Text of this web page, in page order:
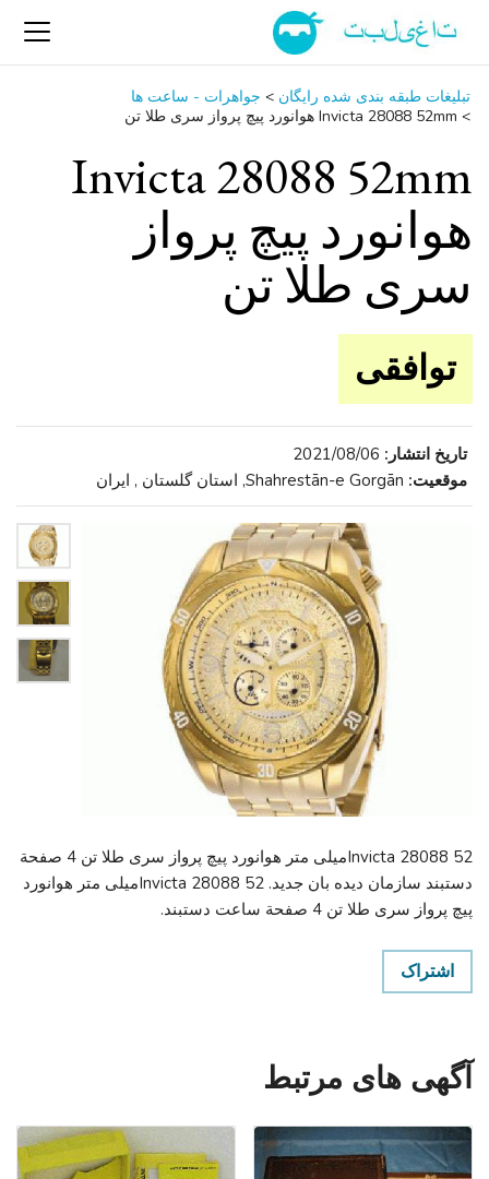
تبلیغات طبقه بندی شده رایگان > جواهرات - ساعت ‌ها
> Invicta 28088 52mm هوانورد پیچ پرواز سری طلا تن
Invicta 28088 52mm
هوانورد پیچ پرواز
سری طلا تن
توافقی
تاریخ انتشار: 2021/08/06
موقعیت: Shahrestān-e Gorgān, استان گلستان , ایران
Invicta 28088 52میلی متر هوانورد پیچ پرواز سری طلا تن 4 صفحة
دستبند سازمان دیده بان جدید. Invicta 28088 52میلی متر هوانورد
پیچ پرواز سری طلا تن 4 صفحة ساعت دستبند.
اشتراک
آگهی های مرتبط